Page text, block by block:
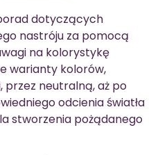
dotyczących
nastróju za pomocą
na kolorystykę
warianty kolorów,
przez neutralną, aż po
odcienia światła
stworzenia pożądanego